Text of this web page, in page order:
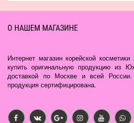
О НАШЕМ МАГАЗИНЕ
Интернет магазин корейской
купить оригинальную продукцию из
доставкой по Москве и всей
продукция сертифицирована.